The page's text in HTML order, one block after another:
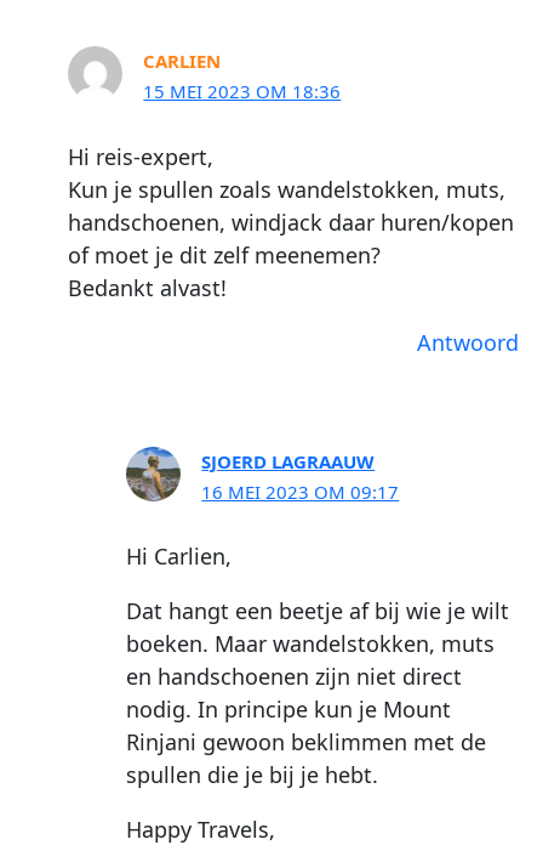
CARLIEN
15 MEI 2023 OM 18:36
Hi reis-expert,
Kun je spullen zoals wandelstokken, muts,
handschoenen, windjack daar huren/kopen
of moet je dit zelf meenemen?
Bedankt alvast!
Antwoord
SJOERD LAGRAAUW
16 MEI 2023 OM 09:17
Hi Carlien,
Dat hangt een beetje af bij wie je wilt
boeken. Maar wandelstokken, muts
en handschoenen zijn niet direct
nodig. In principe kun je Mount
Rinjani gewoon beklimmen met de
spullen die je bij je hebt.
Happy Travels,